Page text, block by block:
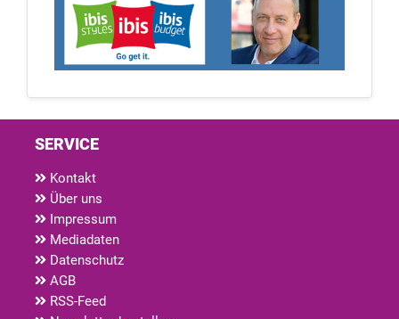
SERVICE
Kontakt
Über uns
Impressum
Mediadaten
Datenschutz
AGB
RSS-Feed